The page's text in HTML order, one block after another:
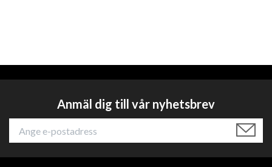
Anmäl dig till vår nyhetsbrev